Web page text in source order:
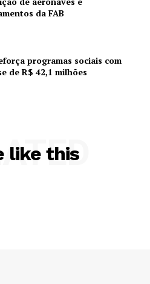
da FAB
programas sociais com
de R$ 42,1 milhões
like this